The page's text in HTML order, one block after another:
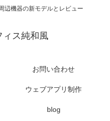
辺機器の新モデルとレビュー
ィス純和風
お問い合わせ
ウェブアプリ制作
blog